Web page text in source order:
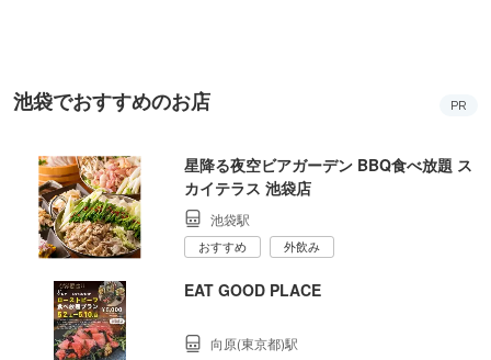
池袋でおすすめのお店 PR
星降る夜空ビアガーデン BBQ食べ放題 ス
カイテラス 池袋店
池袋駅
おすすめ 外飲み
EAT GOOD PLACE
向原(東京都)駅